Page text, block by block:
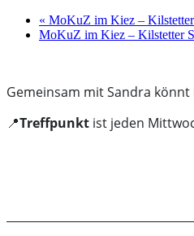
« MoKuZ im Kiez – Kilstetter
MoKuZ im Kiez – Kilstetter
Gemeinsam mit Sandra
📍Treffpunkt ist jeden